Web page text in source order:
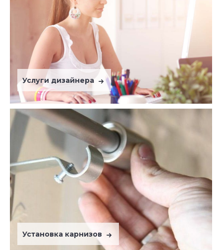
Услуги дизайнера
Установка карнизов